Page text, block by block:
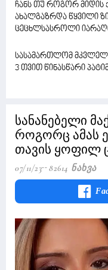
ჩანს თუ როგორ მიდის
ახალგაზრდა წყვილი
ცეცხლსასროლი
სასამართლომ
3 თვით წინასწარი
სანანებელი
როგორც ამას
თავის ყოფილ
07/11/23 82614 Ნახვა